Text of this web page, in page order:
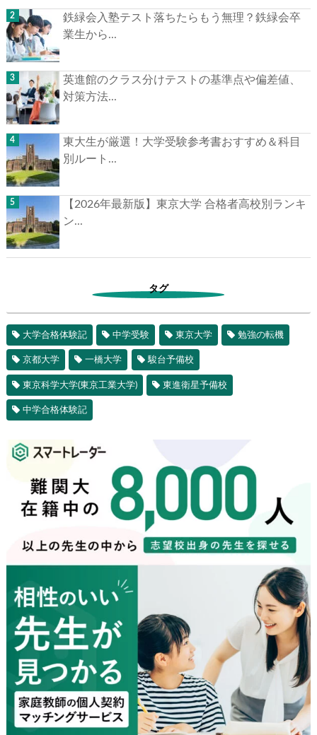
鉄緑会入塾テスト落ちたらもう無理？鉄緑会卒
業生から...
英進館のクラス分けテストの基準点や偏差値、
対策方法...
東大生が厳選！大学受験参考書おすすめ＆科目
別ルート...
【2026年最新版】東京大学 合格者高校別ランキ
ン...
タグ
大学合格体験記 中学受験 東京大学 勉強の転機
京都大学 一橋大学 駿台予備校
東京科学大学(東京工業大学) 東進衛星予備校
中学合格体験記